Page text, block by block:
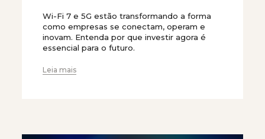
Wi-Fi 7 e 5G estão transformando a forma
como empresas se conectam, operam e
inovam. Entenda por que investir agora é
essencial para o futuro.
Leia mais